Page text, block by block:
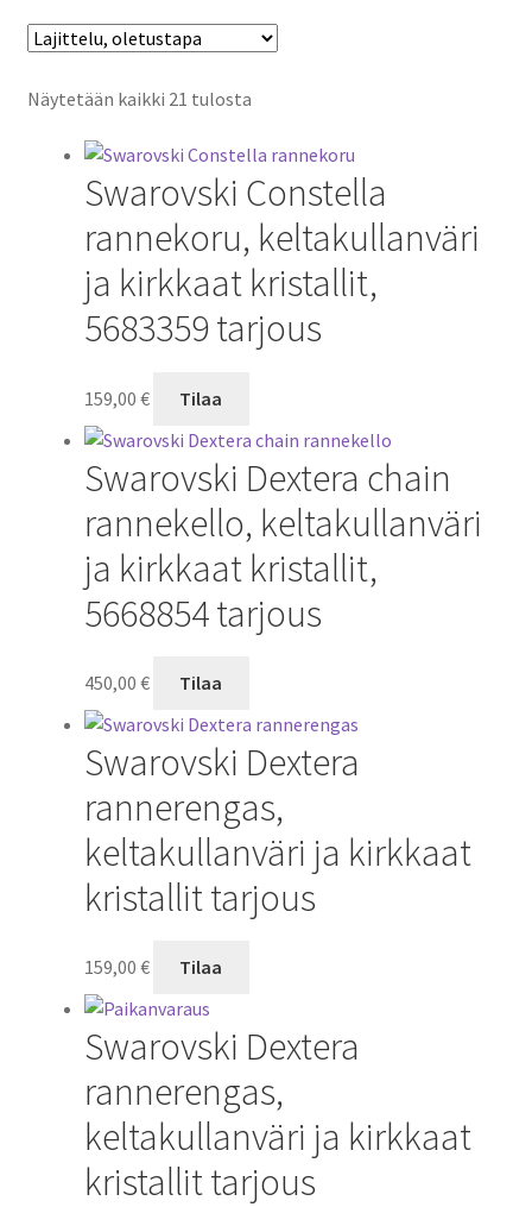
Näytetään kaikki 21 tulosta
Swarovski Constella
rannekoru, keltakullanväri
ja kirkkaat kristallit,
5683359 tarjous
159,00 € Tilaa
Swarovski Dextera chain
rannekello, keltakullanväri
ja kirkkaat kristallit,
5668854 tarjous
450,00 € Tilaa
Swarovski Dextera
rannerengas,
keltakullanväri ja kirkkaat
kristallit tarjous
159,00 € Tilaa
Swarovski Dextera
rannerengas,
keltakullanväri ja kirkkaat
kristallit tarjous